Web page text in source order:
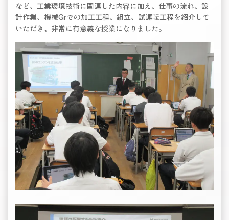
など、工業環境技術に関連した内容に加え、仕事の流れ、設
計作業、機械Grでの加工工程、組立、試運転工程を紹介して
いただき、非常に有意義な授業になりました。